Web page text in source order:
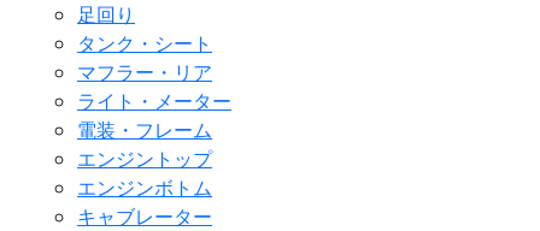
足回り
タンク・シート
マフラー・リア
ライト・メーター
電装・フレーム
エンジントップ
エンジンボトム
キャブレーター